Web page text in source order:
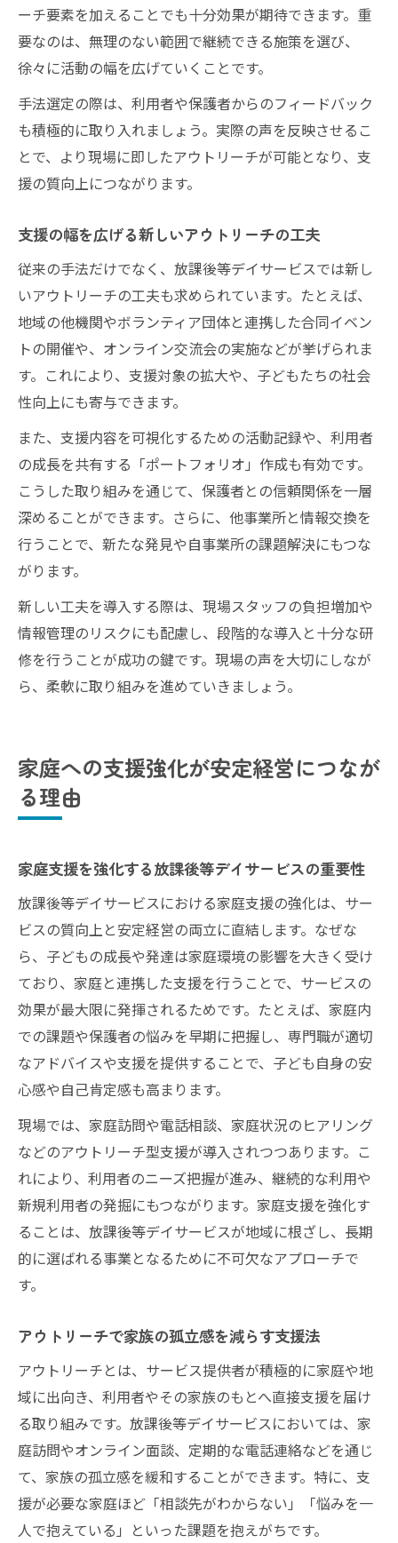
ーチ要素を加えることでも十分効果が期待できます。重
要なのは、無理のない範囲で継続できる施策を選び、
徐々に活動の幅を広げていくことです。
手法選定の際は、利用者や保護者からのフィードバック
も積極的に取り入れましょう。実際の声を反映させるこ
とで、より現場に即したアウトリーチが可能となり、支
援の質向上につながります。
支援の幅を広げる新しいアウトリーチの工夫
従来の手法だけでなく、放課後等デイサービスでは新し
いアウトリーチの工夫も求められています。たとえば、
地域の他機関やボランティア団体と連携した合同イベン
トの開催や、オンライン交流会の実施などが挙げられま
す。これにより、支援対象の拡大や、子どもたちの社会
性向上にも寄与できます。
また、支援内容を可視化するための活動記録や、利用者
の成長を共有する「ポートフォリオ」作成も有効です。
こうした取り組みを通じて、保護者との信頼関係を一層
深めることができます。さらに、他事業所と情報交換を
行うことで、新たな発見や自事業所の課題解決にもつな
がります。
新しい工夫を導入する際は、現場スタッフの負担増加や
情報管理のリスクにも配慮し、段階的な導入と十分な研
修を行うことが成功の鍵です。現場の声を大切にしなが
ら、柔軟に取り組みを進めていきましょう。
家庭への支援強化が安定経営につなが
る理由
家庭支援を強化する放課後等デイサービスの重要性
放課後等デイサービスにおける家庭支援の強化は、サー
ビスの質向上と安定経営の両立に直結します。なぜな
ら、子どもの成長や発達は家庭環境の影響を大きく受け
ており、家庭と連携した支援を行うことで、サービスの
効果が最大限に発揮されるためです。たとえば、家庭内
での課題や保護者の悩みを早期に把握し、専門職が適切
なアドバイスや支援を提供することで、子ども自身の安
心感や自己肯定感も高まります。
現場では、家庭訪問や電話相談、家庭状況のヒアリング
などのアウトリーチ型支援が導入されつつあります。こ
れにより、利用者のニーズ把握が進み、継続的な利用や
新規利用者の発掘にもつながります。家庭支援を強化す
ることは、放課後等デイサービスが地域に根ざし、長期
的に選ばれる事業となるために不可欠なアプローチで
す。
アウトリーチで家族の孤立感を減らす支援法
アウトリーチとは、サービス提供者が積極的に家庭や地
域に出向き、利用者やその家族のもとへ直接支援を届け
る取り組みです。放課後等デイサービスにおいては、家
庭訪問やオンライン面談、定期的な電話連絡などを通じ
て、家族の孤立感を緩和することができます。特に、支
援が必要な家庭ほど「相談先がわからない」「悩みを一
人で抱えている」といった課題を抱えがちです。